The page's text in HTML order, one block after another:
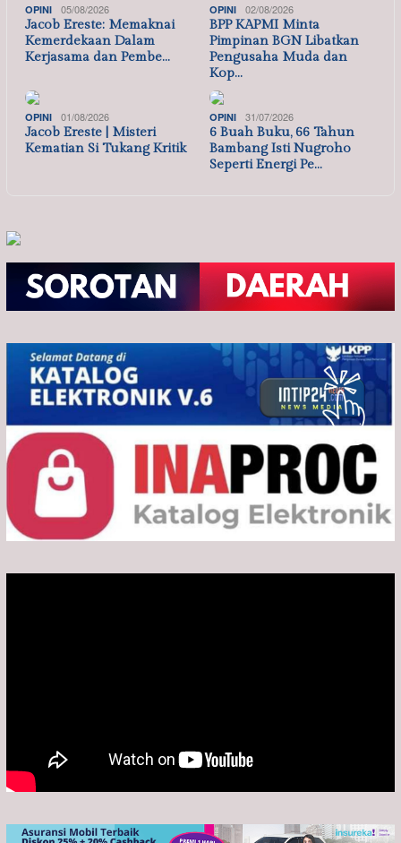
OPINI 05/08/2026
Jacob Ereste: Memaknai
Kemerdekaan Dalam
Kerjasama dan Pembe…
OPINI 02/08/2026
BPP KAPMI Minta
Pimpinan BGN Libatkan
Pengusaha Muda dan
Kop…
OPINI 01/08/2026
Jacob Ereste | Misteri
Kematian Si Tukang Kritik
OPINI 31/07/2026
6 Buah Buku, 66 Tahun
Bambang Isti Nugroho
Seperti Energi Pe…